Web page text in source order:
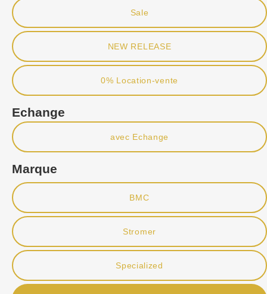
Sale
NEW RELEASE
0% Location-vente
Echange
avec Echange
Marque
BMC
Stromer
Specialized